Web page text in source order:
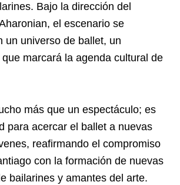
Bajo la dirección del
el escenario se
un universo de ballet, un
marcará la agenda cultural de
más que un espectáculo; es
para acercar el ballet a nuevas
reafirmando el compromiso
con la formación de nuevas
bailarines y amantes del arte.